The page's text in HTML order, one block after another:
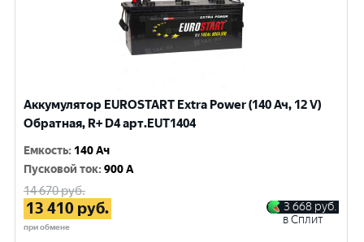
Аккумулятор EUROSTART Extra Power (140 Ач, 12 V)
Обратная, R+ D4 арт.EUT1404
Емкость: 140 Ач
Пусковой ток:900 A
14 670руб.
13 410 руб.
при обмене
3 668 руб.
в Сплит